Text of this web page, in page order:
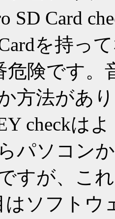
SD Card
を持っ
危険です
方法があ
checkはよ
パソコン
すが、こ
はソフトウ